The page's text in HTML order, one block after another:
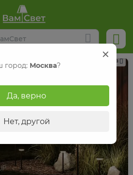
Реклама
город: Москва?
Да, верно
Нет, другой